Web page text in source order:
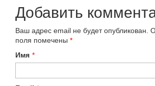
Добавить
Ваш адрес email не будет опубликован.
поля помечены *
Имя *